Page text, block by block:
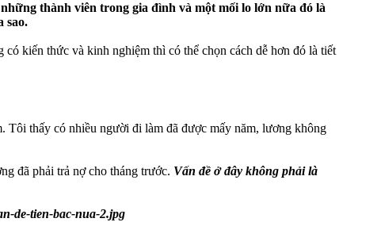
thành viên trong gia đình và một mối lo lớn nữa đó là
sao.
kiến thức và kinh nghiệm thì có thể chọn cách dễ hơn đó là tiết
Tôi thấy có nhiều người đi làm đã được mấy năm, lương không
đã phải trả nợ cho tháng trước. Vấn đề ở đây không phải là